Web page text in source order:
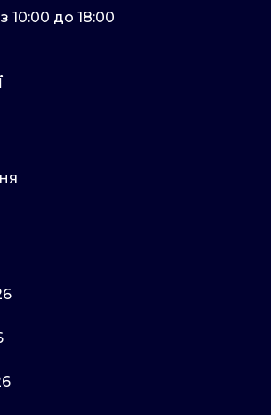
10:00 до 18:00